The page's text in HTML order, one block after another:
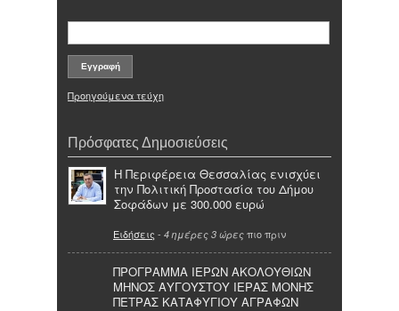
Προηγούμενα τεύχη
Πρόσφατες Δημοσιεύσεις
Η Περιφέρεια Θεσσαλίας ενισχύει
την Πολιτική Προστασία του Δήμου
Σοφάδων με 300.000 ευρώ
Ειδήσεις - 4 ημέρες 3 ώρες πιο πριν
ΠΡΟΓΡΑΜΜΑ ΙΕΡΩΝ ΑΚΟΛΟΥΘΙΩΝ
ΜΗΝΟΣ ΑΥΓΟΥΣΤΟΥ ΙΕΡΑΣ ΜΟΝΗΣ
ΠΕΤΡΑΣ ΚΑΤΑΦΥΓΙΟΥ ΑΓΡΑΦΩΝ